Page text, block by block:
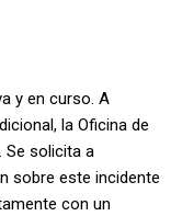
y en curso. A
la Oficina de
Se solicita a
sobre este incidente
con un